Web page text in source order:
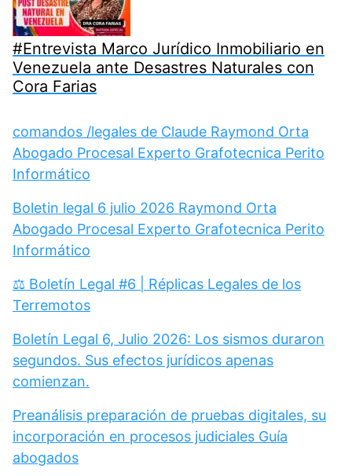
#Entrevista Marco Jurídico Inmobiliario en
Venezuela ante Desastres Naturales con
Cora Farias
comandos /legales de Claude Raymond Orta
Abogado Procesal Experto Grafotecnica Perito
Informático
Boletin legal 6 julio 2026 Raymond Orta
Abogado Procesal Experto Grafotecnica Perito
Informático
⚖️ Boletín Legal #6 | Réplicas Legales de los
Terremotos
Boletín Legal 6, Julio 2026: Los sismos duraron
segundos. Sus efectos jurídicos apenas
comienzan.
Preanálisis preparación de pruebas digitales, su
incorporación en procesos judiciales Guía
abogados